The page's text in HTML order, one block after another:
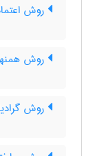
روش
روش
روش